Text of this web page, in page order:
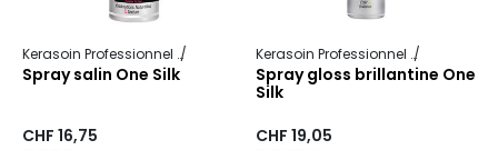
Kerasoin Professionnel
Spray salin One Silk
CHF 16,75
Kerasoin Professionnel
Spray gloss brillantine One
Silk
CHF 19,05